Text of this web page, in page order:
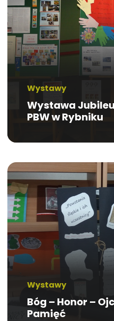
Wystawy
Wystawa
PBW w Rybniku
Wystawy
Bóg – Honor –
Pamięć